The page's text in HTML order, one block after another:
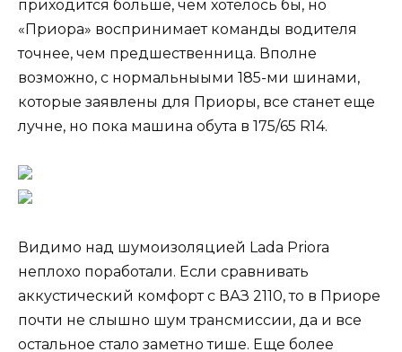
приходится больше, чем хотелось бы, но
«Приора» воспринимает команды водителя
точнее, чем предшественница. Вполне
возможно, с нормальныыми 185-ми шинами,
которые заявлены для Приоры, все станет еще
лучне, но пока машина обута в 175/65 R14.
Видимо над шумоизоляцией Lada Priora
неплохо поработали. Если сравнивать
аккустический комфорт с ВАЗ 2110, то в Приоре
почти не слышно шум трансмиссии, да и все
остальное стало заметно тише. Еще более